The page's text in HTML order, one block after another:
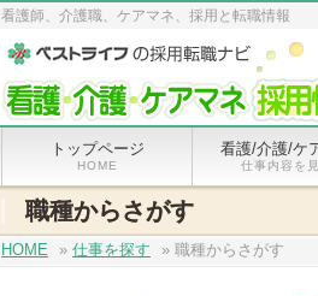
看護師、介護職、ケアマネ、採用と転職情報
トップページ
HOME
看護/介護/ケ
仕事内容を
職種からさがす
HOME » 仕事を探す » 職種からさがす